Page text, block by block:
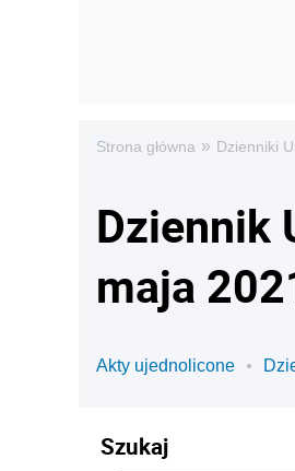
Strona główna » Dzienniki
Dziennik
maja
Akty ujednolicone
Szukaj